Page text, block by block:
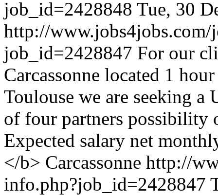
job_id=2428848 Tue, 30
http://www.jobs4jobs.com/
job_id=2428847 For our
Carcassonne located 1
Toulouse we are seeking
of four partners possibility
Expected salary net
</b> Carcassonne http://
info.php?job_id=2428847